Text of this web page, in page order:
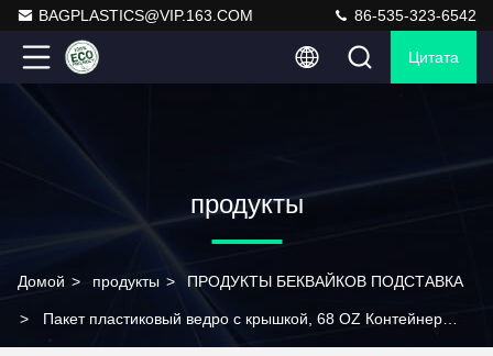
BAGPLASTICS@VIP.163.COM 86-535-323-6542
Цитата
продукты
Домой > продукты > ПРОДУКТЫ БЕКВАЙКОВ ПОДСТАВКА
> Пакет пластиковый ведро с крышкой, 68 OZ Контейнер